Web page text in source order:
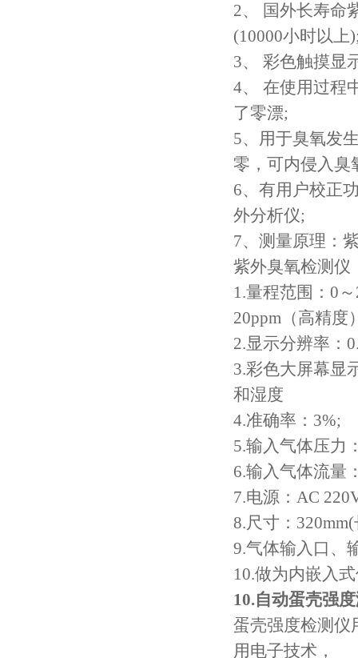
2、 国外长寿命
(10000小时以上
3、 彩色触摸显
4、 在使用过程
了零漂;
5、用于臭氧发
零，可内侵入臭
6、有用户校正
外分析仪;
7、测量原理：
紫外臭氧检测仪
1.量程范围： 0 ～
20ppm （高精度
2.显示分辨率：
3.彩色大屏幕显
和湿度
4.准确率： 3%;
5.输入气体压力
6.输入气体流量
7.电源： AC
8.尺寸： 320mm(
9.气体输入口、
10.做为内嵌入
10.自动蛋壳强
蛋壳强度检测仪
用电子技术，